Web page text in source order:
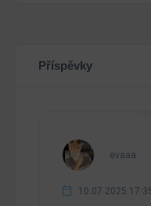
Příspěvky
evaaa
10.07.2025